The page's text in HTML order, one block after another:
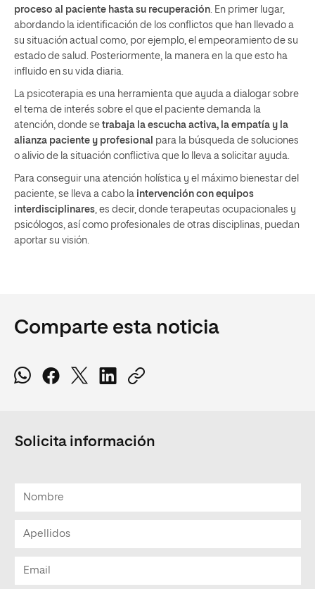
proceso al paciente hasta su recuperación . En primer lugar,
abordando la identificación de los conflictos que han llevado a
su situación actual como, por ejemplo, el empeoramiento de su
estado de salud. Posteriormente, la manera en la que esto ha
influido en su vida diaria.
La psicoterapia es una herramienta que ayuda a dialogar sobre
el tema de interés sobre el que el paciente demanda la
atención, donde se trabaja la escucha activa, la empatía y la
alianza paciente y profesional para la búsqueda de soluciones
o alivio de la situación conflictiva que lo lleva a solicitar ayuda.
Para conseguir una atención holística y el máximo bienestar del
paciente, se lleva a cabo la intervención con equipos
interdisciplinares , es decir, donde terapeutas ocupacionales y
psicólogos, así como profesionales de otras disciplinas, puedan
aportar su visión.
Comparte esta noticia
Solicita información